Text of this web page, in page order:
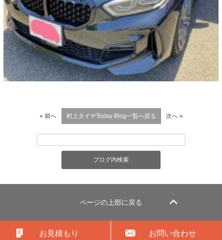
« 前へ 村上タイヤToday Blog一覧へ戻る 次へ »
ページの上部に戻る
お見積もり お問い合わせ